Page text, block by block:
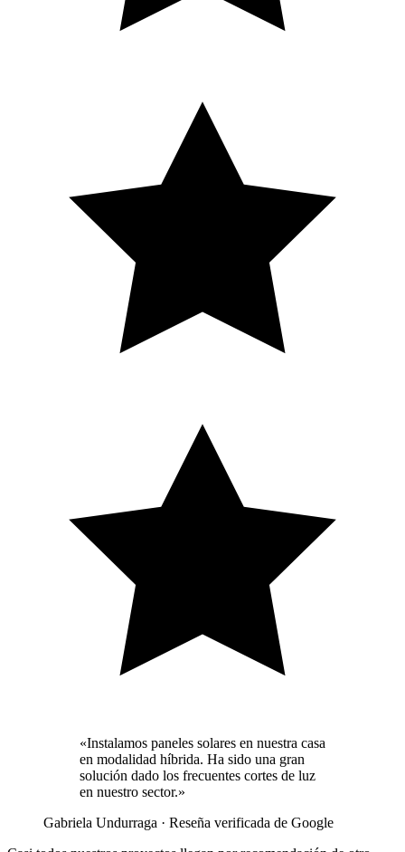
«Instalamos paneles solares en nuestra casa
en modalidad híbrida. Ha sido una gran
solución dado los frecuentes cortes de luz
en nuestro sector.»
Gabriela Undurraga · Reseña verificada de Google